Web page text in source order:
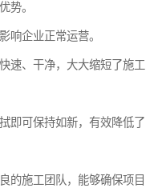
势。
响企业正常运营。
速、干净，大大缩短了施工
即可保持如新，有效降低了
的施工团队，能够确保项目